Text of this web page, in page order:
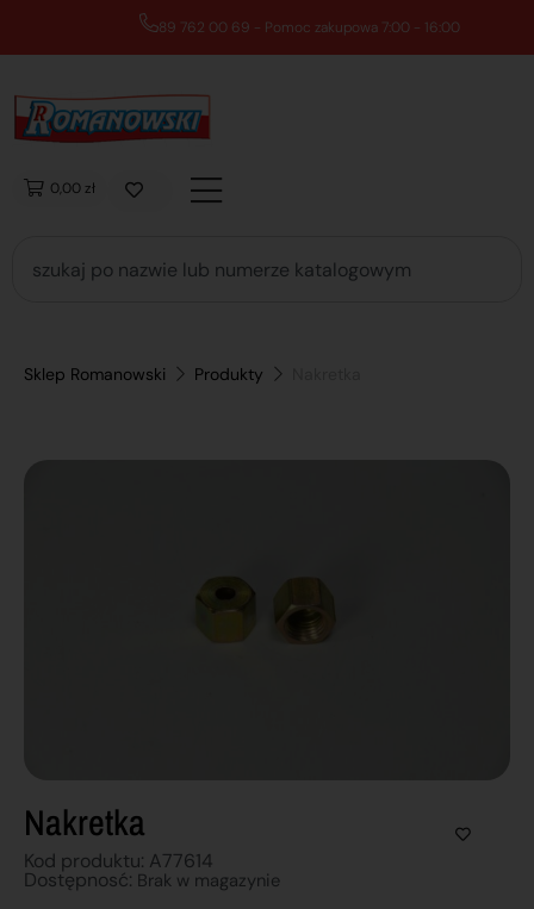
89 762 00 69 - Pomoc zakupowa 7:00 - 16:00
0,00 zł
Sklep Romanowski Produkty
Nakretka
Kod produktu: A77614
Dostępnosć: Brak w magazynie